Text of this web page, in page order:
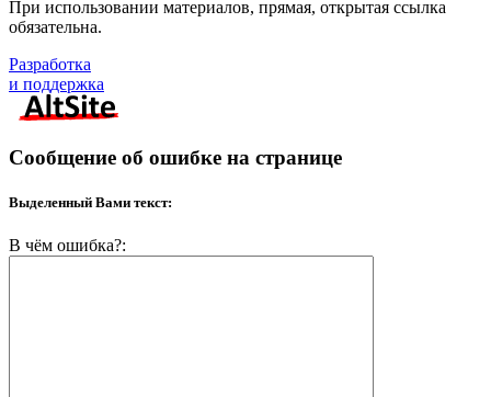
При использовании материалов, прямая, открытая ссылка
обязательна.
Разработка
и поддержка
Сообщение об ошибке на странице
Выделенный Вами текст:
В чём ошибка?: